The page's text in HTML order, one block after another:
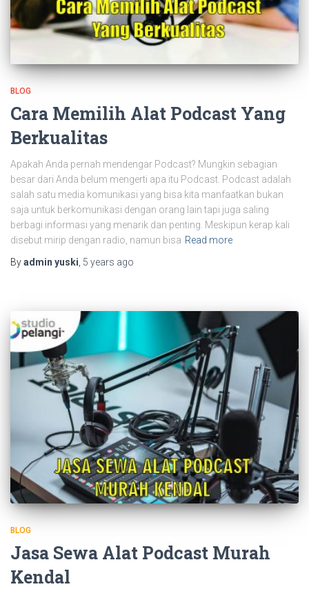
BLOG
Cara Memilih Alat Podcast Yang
Berkualitas
Apakah Anda pernah mendengar Podcast? Mungkin sebagian
besar dari Anda belum mengerti apa itu Podcast. Podcast adalah
salah satu media komunikasi yang bisa kita manfaatkan bukan
saja untuk berkomunikasi dengan orang lain tapi juga saling
berbagi informasi yang menarik dan penting. Meskipun kerap kali
disebut mirip dengan radio, namun bisa Read more
Byadmin yuski 5 years ago
BLOG
Jasa Sewa Alat Podcast Murah
Kendal